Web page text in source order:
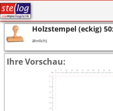
HOME
Stempel
Stempel-Textplatten
Stempelzubehör
Holzstempel (eckig)
ähnlich)
Ihre Vorschau: